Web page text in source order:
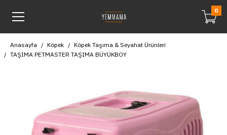
0
Anasayfa Köpek
Köpek Taşıma & Seyahat Ürünleri
TAŞIMA PETMASTER TAŞIMA BÜYÜKBOY